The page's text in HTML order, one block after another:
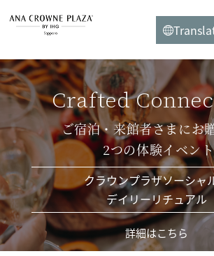
BEST
ベストプライス保証
ご宿泊の最安値価格提示をお約束
詳細はこちら